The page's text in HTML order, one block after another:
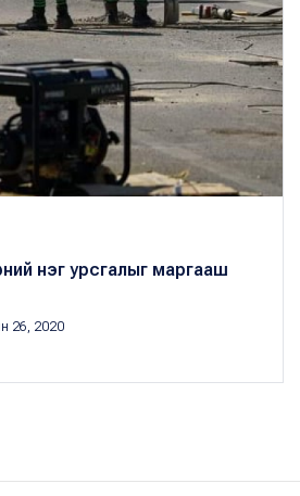
нэг урсгалыг маргааш
26, 2020